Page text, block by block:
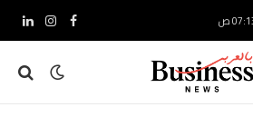
فيسبوكالانستغرام